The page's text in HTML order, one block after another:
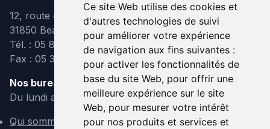
Ce site Web utilise des cookies et
d'autres technologies de suivi
pour améliorer votre expérience
de navigation aux fins suivantes :
pour activer les fonctionnalités de
base du site Web, pour offrir une
meilleure expérience sur le site
Web, pour mesurer votre intérêt
pour nos produits et services et
12, route de Lavaur
31850 Beaupuy
Tél. : 05 82 95 39 40
Fax : 05 31 08 10 91
Nos bureaux sont ouverts :
Du lundi au vendredi de 9h à 12h et de 14h à 18h
Qui sommes-nous ?